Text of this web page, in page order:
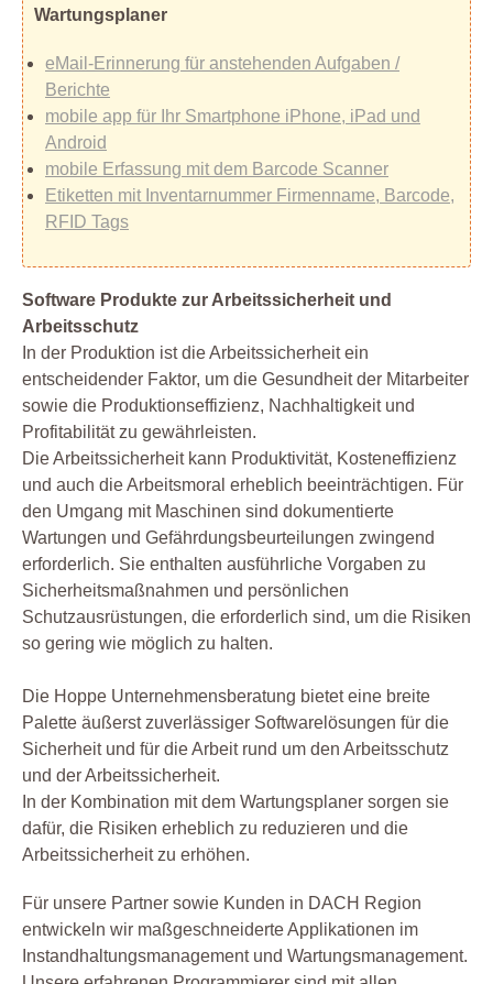
Wartungsplaner
eMail-Erinnerung für anstehenden Aufgaben /
Berichte
mobile app für Ihr Smartphone iPhone, iPad und
Android
mobile Erfassung mit dem Barcode Scanner
Etiketten mit Inventarnummer Firmenname, Barcode,
RFID Tags
Software Produkte zur Arbeitssicherheit und
Arbeitsschutz
In der Produktion ist die Arbeitssicherheit ein
entscheidender Faktor, um die Gesundheit der Mitarbeiter
sowie die Produktionseffizienz, Nachhaltigkeit und
Profitabilität zu gewährleisten.
Die Arbeitssicherheit kann Produktivität, Kosteneffizienz
und auch die Arbeitsmoral erheblich beeinträchtigen. Für
den Umgang mit Maschinen sind dokumentierte
Wartungen und Gefährdungsbeurteilungen zwingend
erforderlich. Sie enthalten ausführliche Vorgaben zu
Sicherheitsmaßnahmen und persönlichen
Schutzausrüstungen, die erforderlich sind, um die Risiken
so gering wie möglich zu halten.
Die Hoppe Unternehmensberatung bietet eine breite
Palette äußerst zuverlässiger Softwarelösungen für die
Sicherheit und für die Arbeit rund um den Arbeitsschutz
und der Arbeitssicherheit.
In der Kombination mit dem Wartungsplaner sorgen sie
dafür, die Risiken erheblich zu reduzieren und die
Arbeitssicherheit zu erhöhen.
Für unsere Partner sowie Kunden in DACH Region
entwickeln wir maßgeschneiderte Applikationen im
Instandhaltungsmanagement und Wartungsmanagement.